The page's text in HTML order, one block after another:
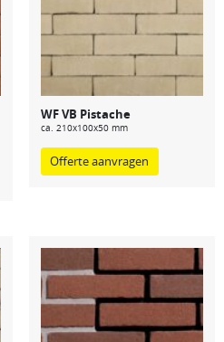
WF VB Pistache
ca. 210x100x50 mm
Offerte aanvragen